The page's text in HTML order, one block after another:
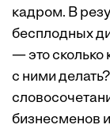
кадром. В
бесплодных
— это сколько
с ними
бизнесменов